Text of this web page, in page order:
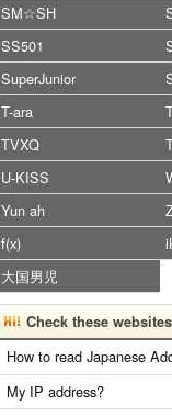
SM☆SH
SS501
SuperJunior
T-ara
TVXQ
U-KISS
Yun ah
f(x)
大国男児
Check these
How to read Japanese
My IP address?